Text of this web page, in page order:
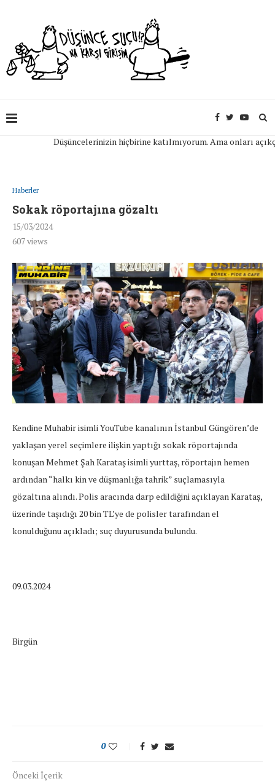
Düşüncelerinizin hiçbirine katılmıyorum. Ama onları açıkça
Haberler
Sokak röportajına gözaltı
15/03/2024
607views
Kendine Muhabir isimli YouTube kanalının İstanbul Güngören’de
yaklaşan yerel seçimlere ilişkin yaptığı sokak röportajında
konuşan Mehmet Şah Karataş isimli yurttaş, röportajın hemen
ardından “halkı kin ve düşmanlığa tahrik” suçlamasıyla
gözaltına alındı. Polis aracında darp edildiğini açıklayan Karataş,
üzerinde taşıdığı 20 bin TL’ye de polisler tarafından el
konulduğunu açıkladı; suç duyurusunda bulundu.
09.03.2024
Birgün
0
Önceki İçerik